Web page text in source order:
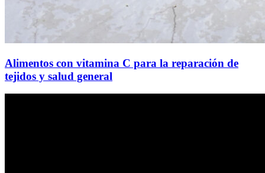
Alimentos con vitamina C para la reparación de
tejidos y salud general